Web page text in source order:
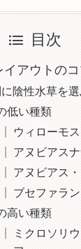
目次
イアウトの
陰性水草を
低い種類
ウィローモス
アヌビアス
アヌビアス
ブセファラ
高い種類
ミクロソリ